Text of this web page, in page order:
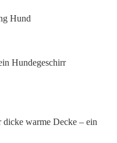
Hundegeschirr
dicke warme Decke – ein